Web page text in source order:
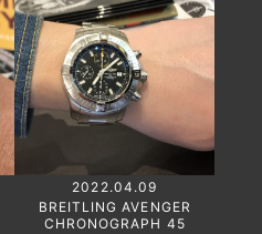
2022.04.09
BREITLING AVENGER
CHRONOGRAPH 45